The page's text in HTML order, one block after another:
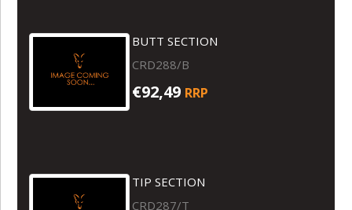
BUTT SECTION
CRD288/B
€92,49 RRP
TIP SECTION
CRD287/T